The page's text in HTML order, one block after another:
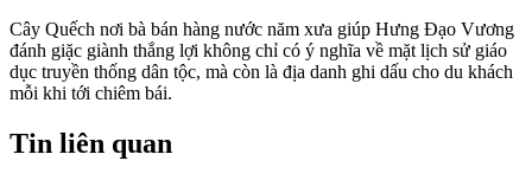
Cây Quếch nơi bà bán hàng nước năm xưa giúp Hưng Đạo Vương
đánh giặc giành thắng lợi không chỉ có ý nghĩa về mặt lịch sử giáo
dục truyền thống dân tộc, mà còn là địa danh ghi dấu cho du khách
mỗi khi tới chiêm bái.
Tin liên quan